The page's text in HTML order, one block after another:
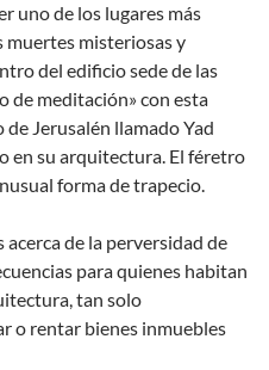
uno de los lugares más
muertes misteriosas y
del edificio sede de las
de meditación» con esta
Jerusalén llamado Yad
en su arquitectura. El féretro
forma de trapecio.
de la perversidad de
para quienes habitan
tan solo
o rentar bienes inmuebles